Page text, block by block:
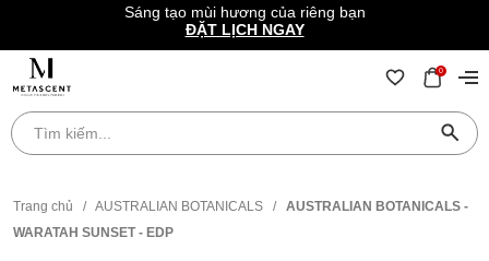
Sáng tạo mùi hương của riêng bạn
ĐẶT LỊCH NGAY
0
Trang chủ / AUSTRALIAN BOTANICALS / AUSTRALIAN BOTANICALS -
WARATAH SUNSET - EDP